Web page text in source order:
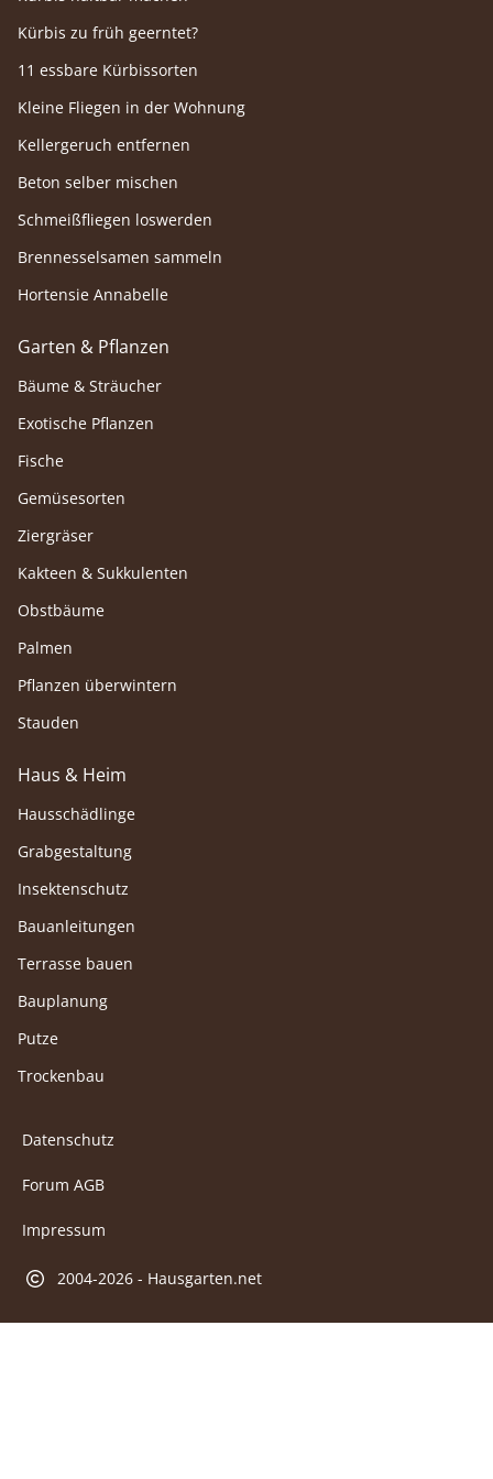
Kürbis zu früh geerntet?
11 essbare Kürbissorten
Kleine Fliegen in der Wohnung
Kellergeruch entfernen
Beton selber mischen
Schmeißfliegen loswerden
Brennesselsamen sammeln
Hortensie Annabelle
Garten & Pflanzen
Bäume & Sträucher
Exotische Pflanzen
Fische
Gemüsesorten
Ziergräser
Kakteen & Sukkulenten
Obstbäume
Palmen
Pflanzen überwintern
Stauden
Haus & Heim
Hausschädlinge
Grabgestaltung
Insektenschutz
Bauanleitungen
Terrasse bauen
Bauplanung
Putze
Trockenbau
Datenschutz
Forum AGB
Impressum
2004-2026 - Hausgarten.net